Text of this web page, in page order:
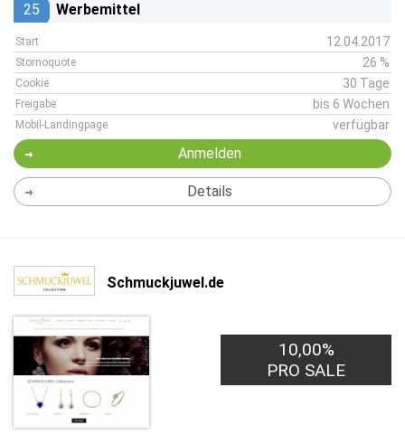
25 Werbemittel
Start 12.04.2017
Stornoquote 26 %
Cookie 30 Tage
Freigabe bis 6 Wochen
Mobil-Landingpage verfügbar
Anmelden
Details
Schmuckjuwel.de
10,00%
PRO SALE